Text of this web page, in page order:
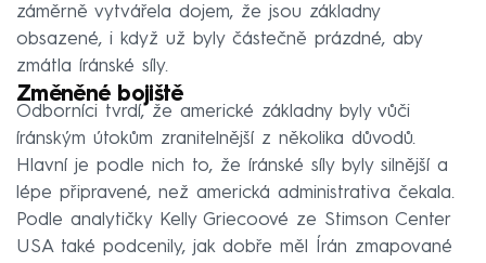
záměrně vytvářela dojem, že jsou základny
obsazené, i když už byly částečně prázdné, aby
zmátla íránské síly.
Změněné bojiště
Odborníci tvrdí, že americké základny byly vůči
íránským útokům zranitelnější z několika důvodů.
Hlavní je podle nich to, že íránské síly byly silnější a
lépe připravené, než americká administrativa čekala.
Podle analytičky Kelly Griecoové ze Stimson Center
USA také podcenily, jak dobře měl Írán zmapované